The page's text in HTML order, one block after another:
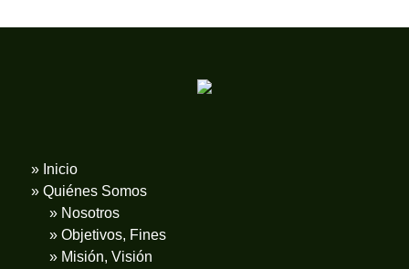
» Inicio
» Quiénes Somos
» Nosotros
» Objetivos, Fines
» Misión, Visión